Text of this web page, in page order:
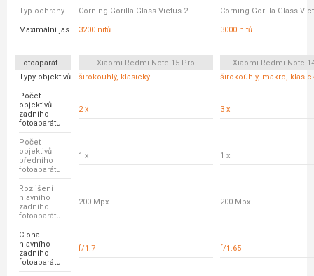
Typ ochrany Corning Gorilla Glass Victus 2 Corning Gorilla Glass
Maximální jas 3200 nitů 3000 nitů
Fotoaparát Xiaomi Redmi Note 15 Pro
Xiaomi Redmi Note
Typy objektivů
širokoúhlý, klasický širokoúhlý, makro,
Počet
objektivů
zadního
fotoaparátu
2 x 3 x
Počet
objektivů
předního
fotoaparátu
1 x 1 x
Rozlišení
hlavního
zadního
fotoaparátu
200 Mpx 200 Mpx
Clona
hlavního
zadního
fotoaparátu
f/1.7 f/1.65